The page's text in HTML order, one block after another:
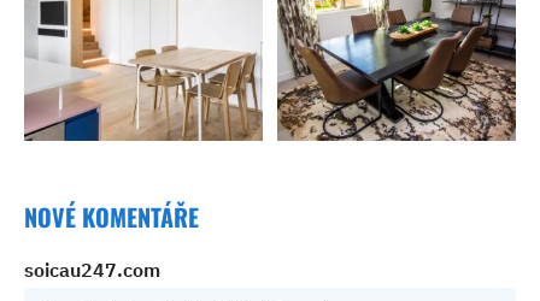
NOVÉ KOMENTÁŘE
soicau247.com